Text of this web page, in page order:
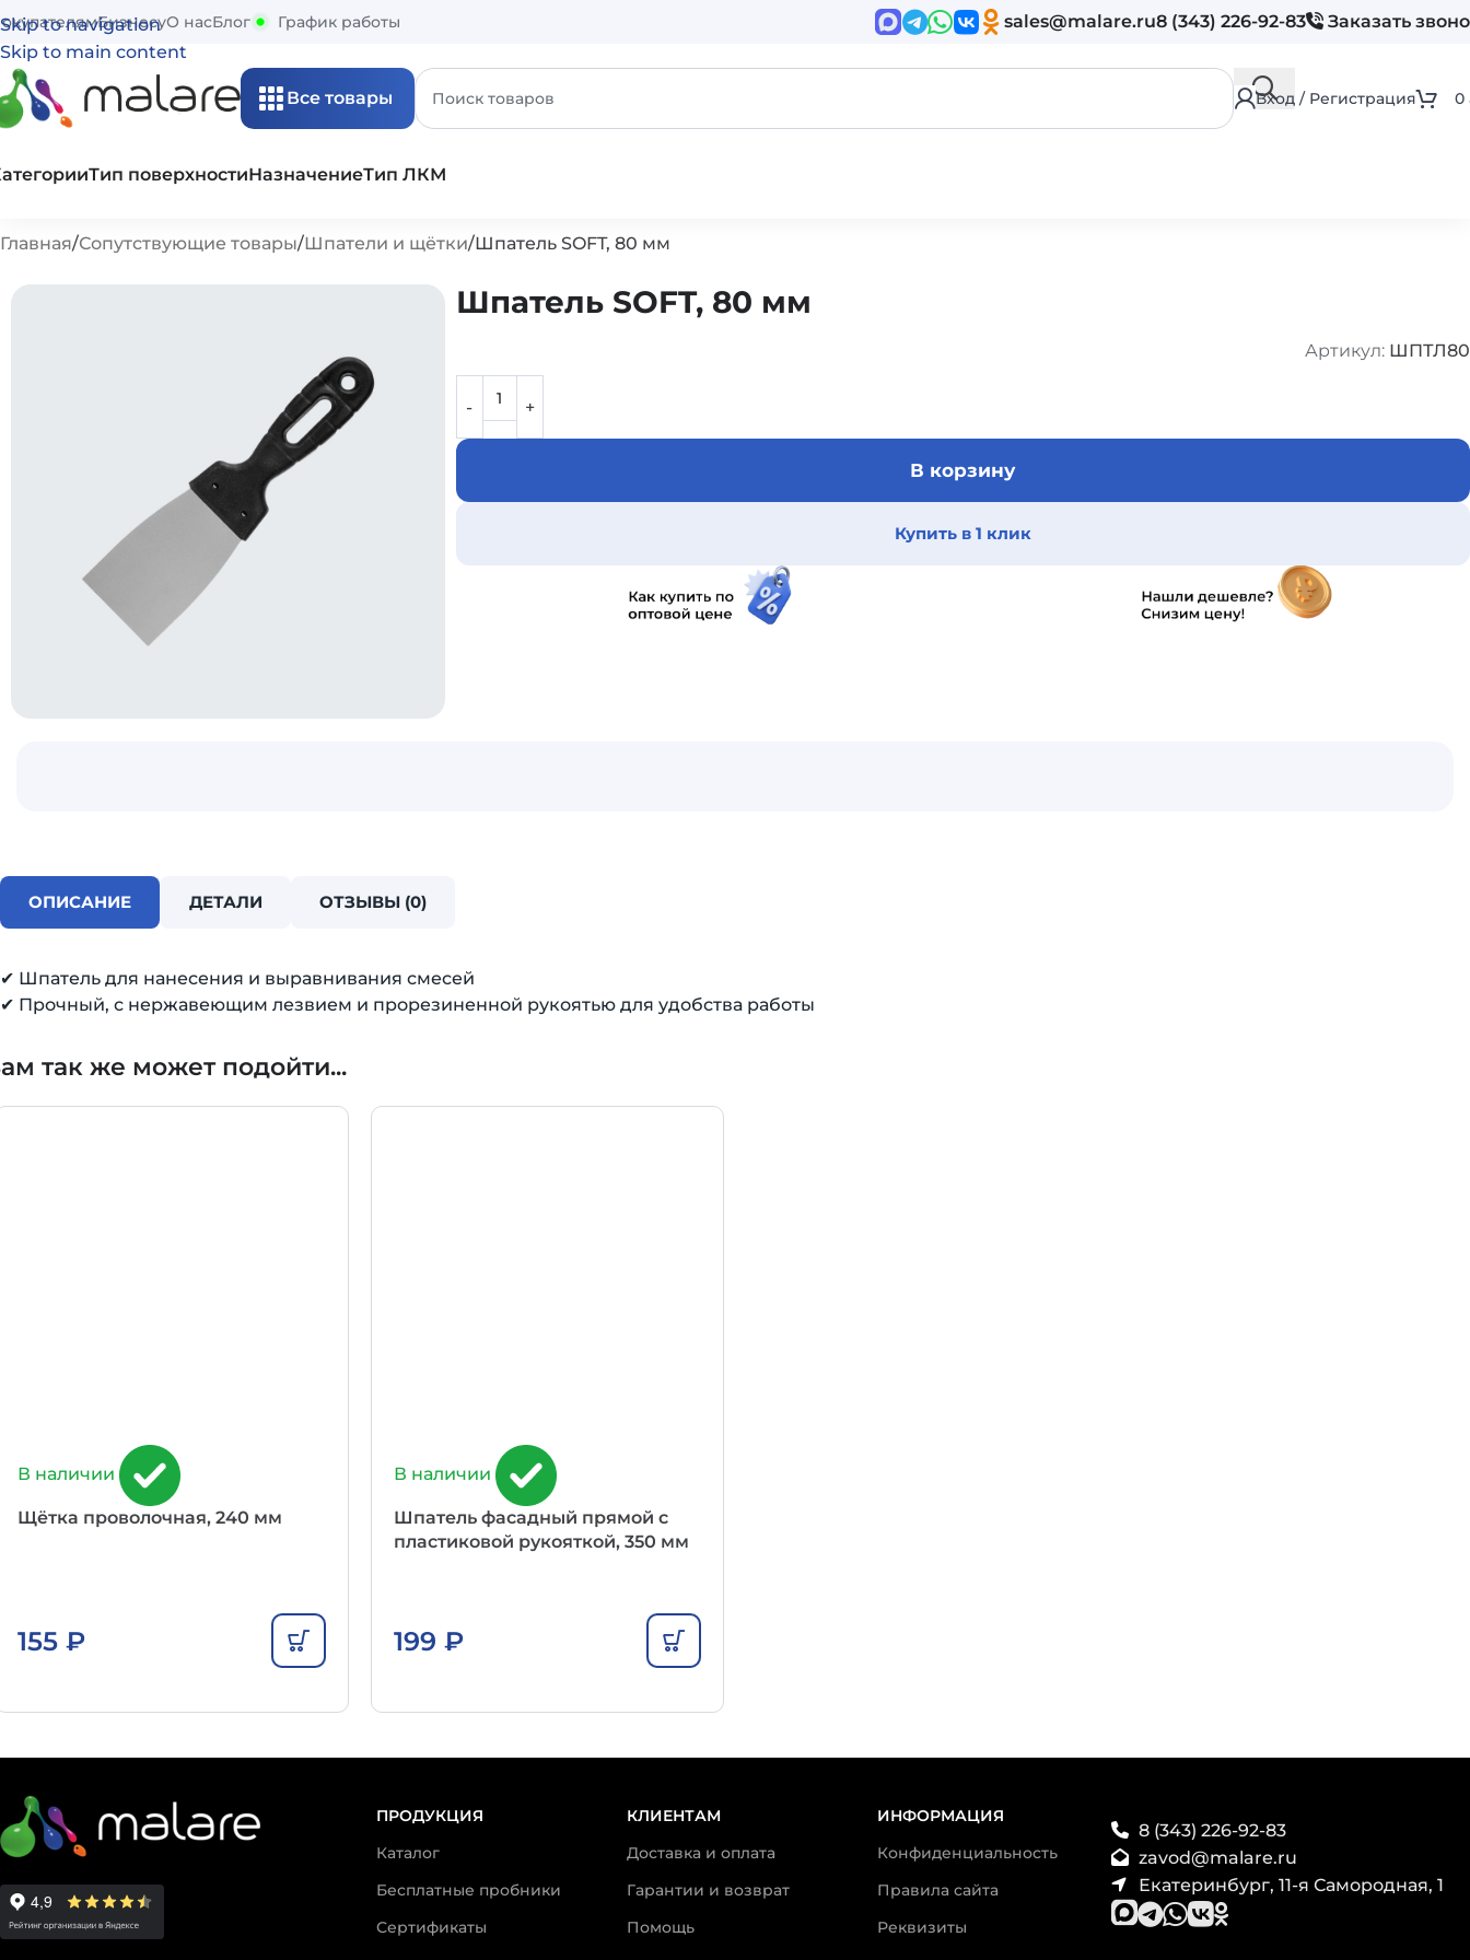
Skip to navigation
Skip to main content
БизнесуО насБлог График работы sales@malare.ru8 (343) 226-92-83 Заказать
Все товары Вход / Регистрация 0
Тип поверхностиНазначениеТип ЛКМ
Главная Сопутствующие товары Шпатели и щётки Шпатель SOFT, 80 мм
Шпатель SOFT, 80 мм
Артикул: ШПТЛ80
В корзину
Купить в 1 клик
ОПИСАНИЕ ДЕТАЛИ ОТЗЫВЫ (0)
✔ Шпатель для нанесения и выравнивания смесей
✔ Прочный, с нержавеющим лезвием и прорезиненной рукоятью для удобства работы
так же может подойти...
В наличии
Щётка проволочная, 240 мм
155 ₽
В наличии
Шпатель фасадный прямой с
пластиковой рукояткой, 350 мм
199 ₽
ПРОДУКЦИЯ
Каталог
Бесплатные пробники
Сертификаты
КЛИЕНТАМ
Доставка и оплата
Гарантии и возврат
Помощь
ИНФОРМАЦИЯ
Конфиденциальность
Правила сайта
Реквизиты
8 (343) 226-92-83
zavod@malare.ru
Екатеринбург, 11-я Самородная, 1